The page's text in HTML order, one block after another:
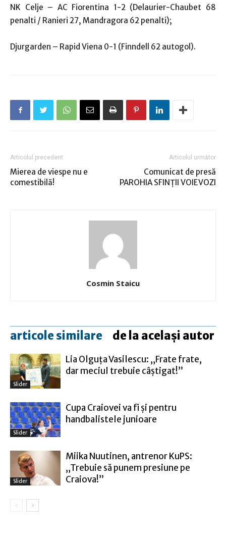
NK Celje – AC Fiorentina 1-2 (Delaurier-Chaubet 68
penalti / Ranieri 27, Mandragora 62 penalti);
Djurgarden – Rapid Viena 0-1 (Finndell 62 autogol).
Articolul precedent
Mierea de viespe nu e
comestibilă!
Articolul următor
Comunicat de presă
PAROHIA SFINŢII VOIEVOZI
Cosmin Staicu
articole similare de la același autor
Slider
Lia Olguţa Vasilescu: „Frate frate,
dar meciul trebuie câștigat!”
Slider
Cupa Craiovei va fi şi pentru
handbalistele junioare
Slider
Miika Nuutinen, antrenor KuPS:
„Trebuie să punem presiune pe
Craiova!”